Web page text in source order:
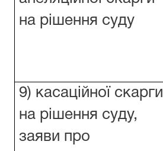
на рішення суду
9) касаційної скарги
на рішення суду,
заяви про